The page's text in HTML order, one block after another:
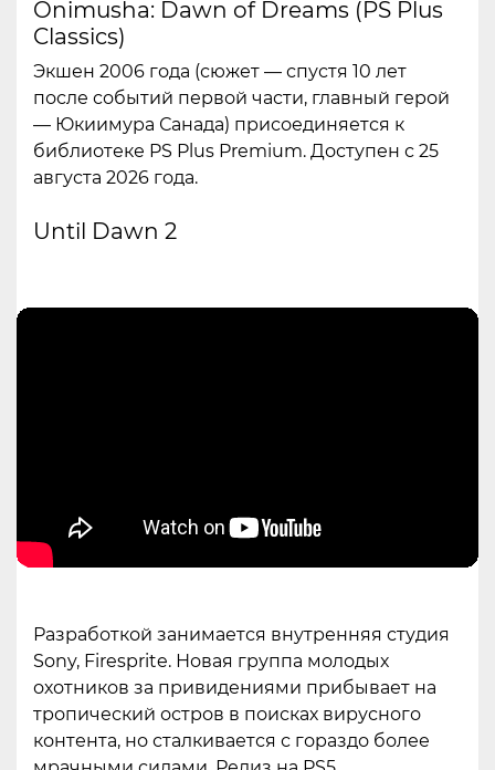
Onimusha: Dawn of Dreams (PS Plus
Classics)
Экшен 2006 года (сюжет — спустя 10 лет
после событий первой части, главный герой
— Юкиимура Санада) присоединяется к
библиотеке PS Plus Premium. Доступен с 25
августа 2026 года.
Until Dawn 2
Разработкой занимается внутренняя студия
Sony, Firesprite. Новая группа молодых
охотников за привидениями прибывает на
тропический остров в поисках вирусного
контента, но сталкивается с гораздо более